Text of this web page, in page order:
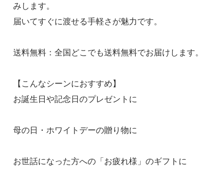
みします。
届いてすぐに渡せる手軽さが魅力です。
送料無料：全国どこでも送料無料でお届けします。
【こんなシーンにおすすめ】
お誕生日や記念日のプレゼントに
母の日・ホワイトデーの贈り物に
お世話になった方への「お疲れ様」のギフトに
4,400円(税込)
在庫：100
希望する
在庫：100
4,400円(税込)